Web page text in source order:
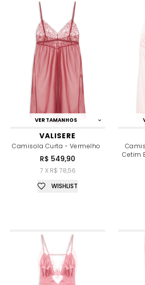
VER TAMANHOS
VALISERE
Camisola Curta - Vermelho
R$ 549,90
7 X R$ 78,56
WISHLIST
Cetim